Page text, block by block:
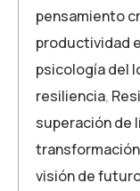
pensamiento
productividad
psicología del
resiliencia,
superación de
visión de